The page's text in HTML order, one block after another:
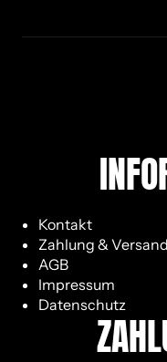
Kontakt
Zahlung & Versand
AGB
Impressum
Datenschutz